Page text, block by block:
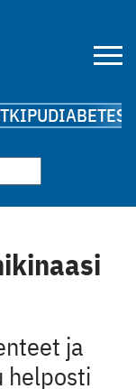
KIPUDIABETES
ja
helposti